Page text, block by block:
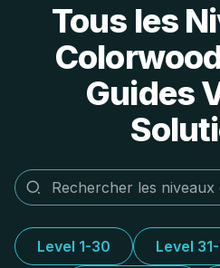
Tous les
Guides
Level 1-30 Level